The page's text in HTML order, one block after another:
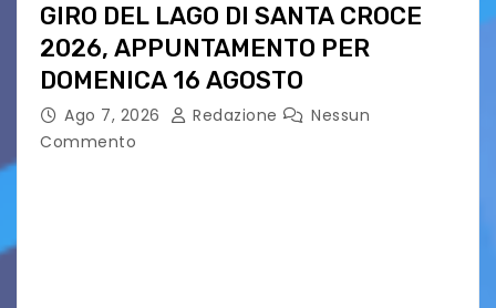
GIRO DEL LAGO DI SANTA CROCE
2026, APPUNTAMENTO PER
DOMENICA 16 AGOSTO
Ago 7, 2026 Redazione
Nessun
Commento